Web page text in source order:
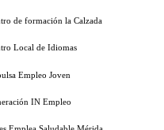
de formación la Calzada
Local de Idiomas
Empleo Joven
IN Empleo